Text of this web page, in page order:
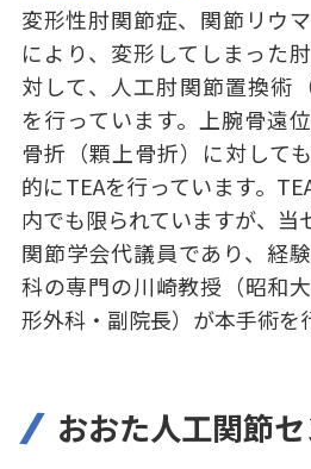
変形性肘関節症、関節リウ
により、変形してしまった
対して、人工肘関節置換術（
を行っています。上腕骨遠
骨折（顆上骨折）に対して
的にTEAを行っています。
内でも限られていますが、当
関節学会代議員であり、経
科の専門の川崎教授（昭和
形外科・副院長）が本手術を
おおた人工関節